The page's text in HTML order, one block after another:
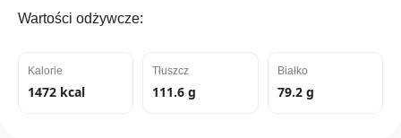
Wartości odżywcze:
Kalorie
1472 kcal
Tłuszcz
111.6 g
Białko
79.2 g